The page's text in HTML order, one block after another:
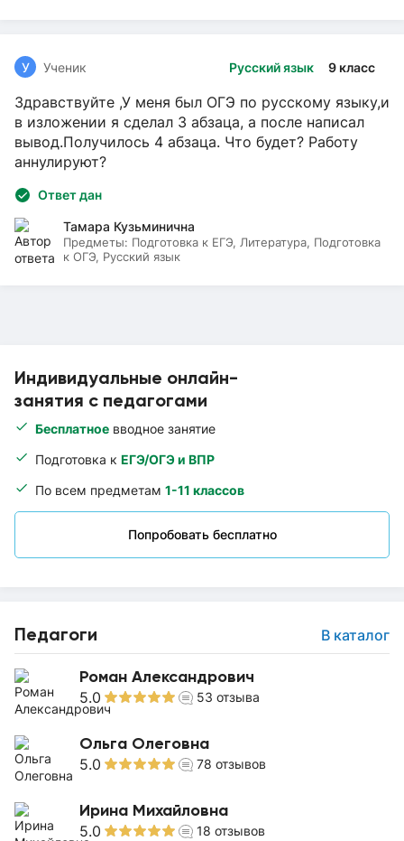
Индивидуальные онлайн-
занятия с педагогами
Бесплатное вводное занятие
Подготовка к ЕГЭ/ОГЭ и ВПР
По всем предметам 1-11 классов
Попробовать бесплатно
Педагоги В каталог
Роман Александрович
5.0 53 отзыва
Ольга Олеговна
5.0 78 отзывов
Ирина Михайловна
5.0 18 отзывов
Русский язык 9 класс
У Ученик
Здравствуйте ,У меня был ОГЭ по русскому языку,и
в изложении я сделал 3 абзаца, а после написал
вывод.Получилось 4 абзаца. Что будет? Работу
аннулируют?
Ответ дан
Тамара Кузьминична
Предметы: Подготовка к ЕГЭ, Литература, Подготовка
к ОГЭ, Русский язык